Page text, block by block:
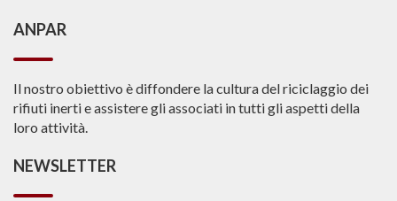
ANPAR
Il nostro obiettivo è diffondere la cultura del riciclaggio dei
rifiuti inerti e assistere gli associati in tutti gli aspetti della
loro attività.
NEWSLETTER